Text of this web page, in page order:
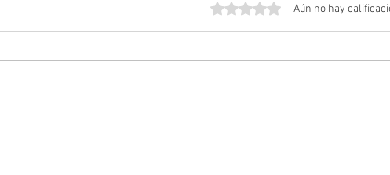
Obtuvo 0 de 5 estrellas.
Aún no hay